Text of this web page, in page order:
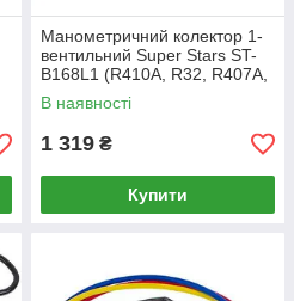
Манометричний колектор 1-
вентильний Super Stars ST-
B168L1 (R410A, R32, R407A,
R134A)
В наявності
1 319 ₴
Купити